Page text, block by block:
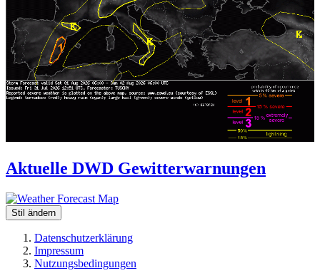
Aktuelle DWD Gewitterwarnungen
Stil ändern
Datenschutzerklärung
Impressum
Nutzungsbedingungen